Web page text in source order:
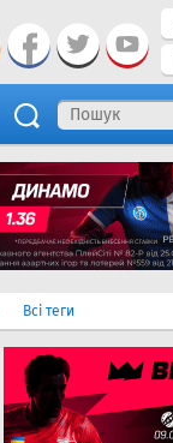
Всі теги